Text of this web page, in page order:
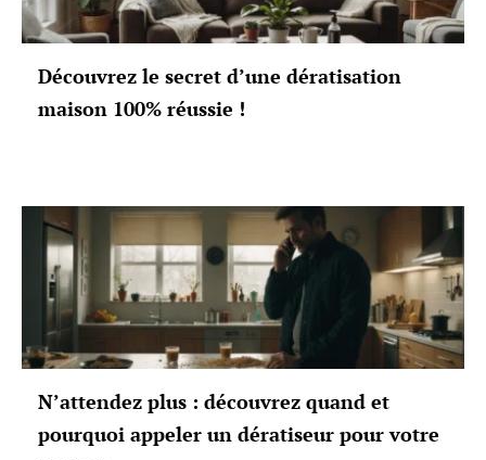
Découvrez le secret d’une dératisation
maison 100% réussie !
N’attendez plus : découvrez quand et
pourquoi appeler un dératiseur pour votre